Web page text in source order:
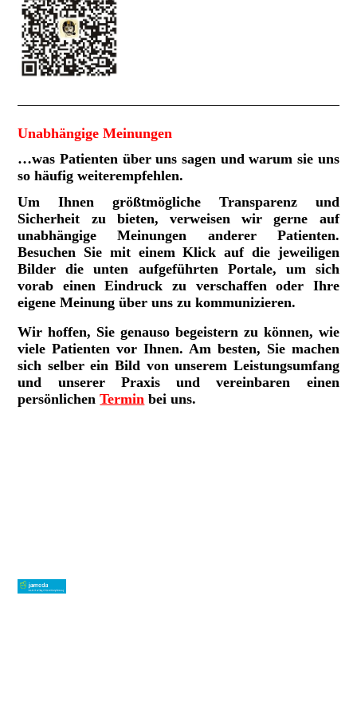
Unabhängige Meinungen
…was Patienten über uns sagen und warum sie uns
so häufig weiterempfehlen.
Um Ihnen größtmögliche Transparenz und
Sicherheit zu bieten, verweisen wir gerne auf
unabhängige Meinungen anderer Patienten.
Besuchen Sie mit einem Klick auf die jeweiligen
Bilder die unten aufgeführten Portale, um sich
vorab einen Eindruck zu verschaffen oder Ihre
eigene Meinung über uns zu kommunizieren.
Wir hoffen, Sie genauso begeistern zu können, wie
viele Patienten vor Ihnen. Am besten, Sie machen
sich selber ein Bild von unserem Leistungsumfang
und unserer Praxis und vereinbaren einen
persönlichenTermin bei uns.